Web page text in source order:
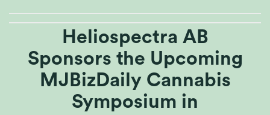
Heliospectra AB
Sponsors the Upcoming
MJBizDaily Cannabis
Symposium in